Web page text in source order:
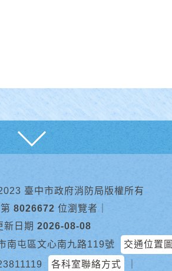
臺中市政府消防局版權所有
8026672 位瀏覽者
新日期 2026-08-08
南屯區文心南九路119號
交通位置圖
各科室聯絡方式